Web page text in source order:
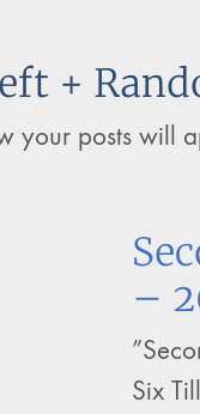
+
your posts will
–
Six